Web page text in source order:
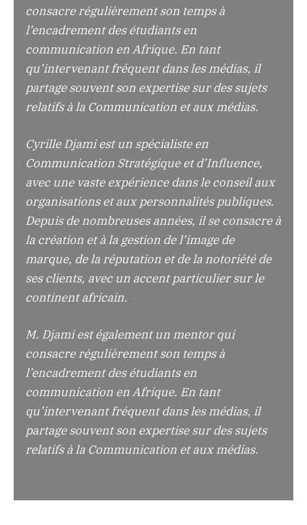
consacre régulièrement son temps à
l’encadrement des étudiants en
communication en Afrique. En tant
qu’intervenant fréquent dans les médias, il
partage souvent son expertise sur des sujets
relatifs à la Communication et aux médias.
Cyrille Djami est un spécialiste en
Communication Stratégique et d’Influence,
avec une vaste expérience dans le conseil aux
organisations et aux personnalités publiques.
Depuis de nombreuses années, il se consacre à
la création et à la gestion de l’image de
marque, de la réputation et de la notoriété de
ses clients, avec un accent particulier sur le
continent africain.
M. Djami est également un mentor qui
consacre régulièrement son temps à
l’encadrement des étudiants en
communication en Afrique. En tant
qu’intervenant fréquent dans les médias, il
partage souvent son expertise sur des sujets
relatifs à la Communication et aux médias.